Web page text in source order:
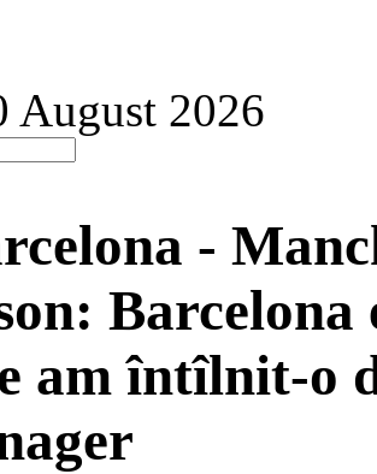
August 2026
-
Barcelona
am întîlnit-o